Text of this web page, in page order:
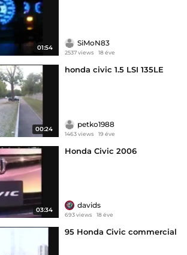
01:54
SiMoN83
2537 views 18 éve
00:24
honda civic 1.5 LSI 135LE
petko1988
1463 views 19 éve
03:34
Honda Civic 2006
davids
693 views 18 éve
95 Honda Civic commercial